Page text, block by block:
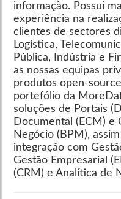
informação. Possui
experiência na
clientes de sectores
Logística,
Pública, Indústria e
as nossas equipas
produtos open-
portefólio da
soluções de Portais
Documental (ECM) e
Negócio (BPM),
integração com
Gestão Empresarial
(CRM) e Analítica de